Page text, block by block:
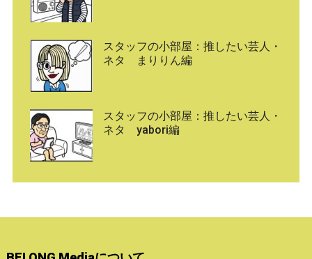
スタッフの小部屋：推したい芸人・
ネタ まりりん編
スタッフの小部屋：推したい芸人・
ネタ yabori編